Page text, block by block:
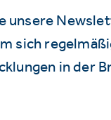
unsere
sich
in der